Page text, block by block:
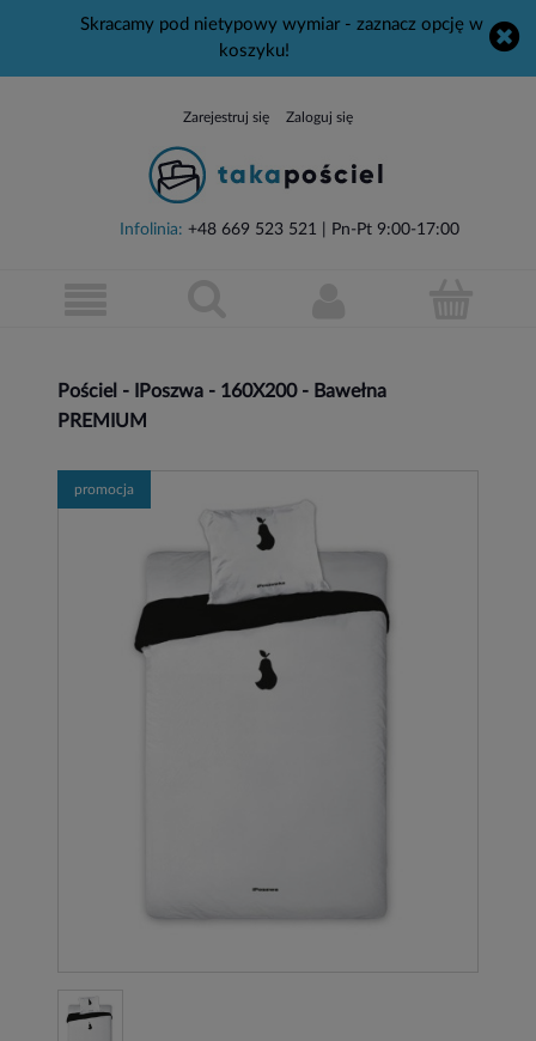
Skracamy pod nietypowy wymiar - zaznacz opcję w
koszyku!
Zarejestruj się Zaloguj się
Infolinia: +48 669 523 521 | Pn-Pt 9:00-17:00
Pościel - IPoszwa - 160X200 - Bawełna
PREMIUM
promocja